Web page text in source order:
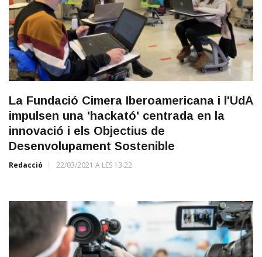
La Fundació Cimera Iberoamericana i l'UdA
impulsen una 'hackató' centrada en la
innovació i els Objectius de
Desenvolupament Sostenible
Redacció 22/03/2021 A LES 13:22